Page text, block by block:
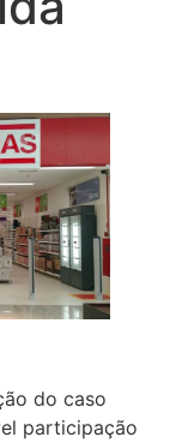
do caso
participação